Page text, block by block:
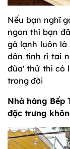
Nếu bạn nghĩ
ngon thì bạn
gà lạnh luôn là
dân tình rỉ tai
đũa' thử thì có
trong đời
Nhà hàng Bếp
đặc trưng